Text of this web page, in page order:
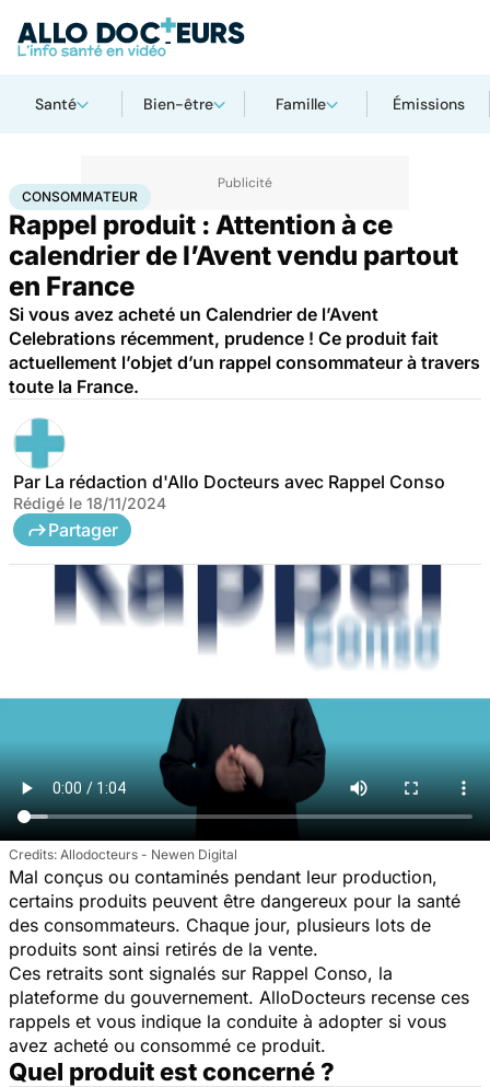
Santé Bien-être Famille Émissions
AccueilSantéConsommateur
CONSOMMATEUR
Rappel produit : Attention à ce
calendrier de l’Avent vendu partout
en France
Si vous avez acheté un Calendrier de l’Avent
Celebrations récemment, prudence ! Ce produit fait
actuellement l’objet d’un rappel consommateur à travers
toute la France.
Par La rédaction d'Allo Docteurs avec Rappel Conso
Rédigé le 18/11/2024
Partager
Allodocteurs - Newen Digital
Mal conçus ou contaminés pendant leur production,
certains produits peuvent être dangereux pour la santé
des consommateurs. Chaque jour, plusieurs lots de
produits sont ainsi retirés de la vente.
Ces retraits sont signalés sur Rappel Conso, la
plateforme du gouvernement. AlloDocteurs recense ces
rappels et vous indique la conduite à adopter si vous
avez acheté ou consommé ce produit.
Quel produit est concerné ?